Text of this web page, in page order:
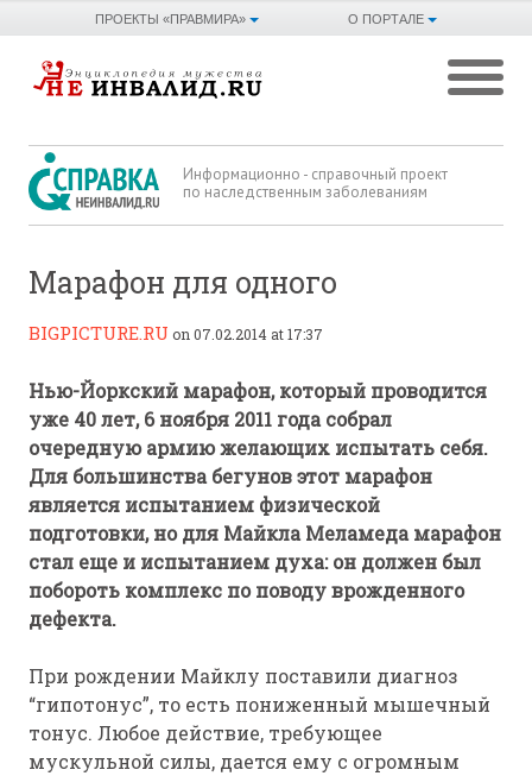
О ПОРТАЛЕ
ПРОЕКТЫ «ПРАВМИРА»
Информационно - справочный проект
по наследственным заболеваниям
Марафон для одного
BIGPICTURE.RU on 07.02.2014 at 17:37
Нью-Йоркский марафон, который проводится
уже 40 лет, 6 ноября 2011 года собрал
очередную армию желающих испытать себя.
Для большинства бегунов этот марафон
является испытанием физической
подготовки, но для Майкла Меламеда марафон
стал еще и испытанием духа: он должен был
побороть комплекс по поводу врожденного
дефекта.
При рождении Майклу поставили диагноз
“гипотонус”, то есть пониженный мышечный
тонус. Любое действие, требующее
мускульной силы, дается ему с огромным